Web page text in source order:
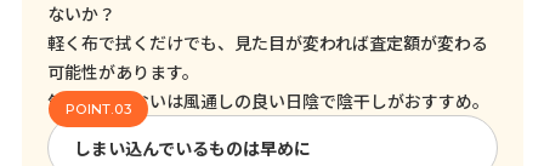
ないか？
軽く布で拭くだけでも、見た目が変われば査定額が変わる
可能性があります。
気になるにおいは風通しの良い日陰で陰干しがおすすめ。
しまい込んでいるものは早めに